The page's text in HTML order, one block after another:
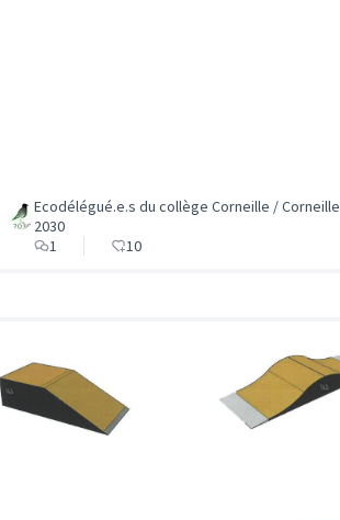
Ecodélégué.e.s du collège Corneille / Corneille
2030
1
10